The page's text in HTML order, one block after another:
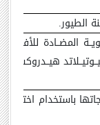
المضــادة
هيــدروكسى
باستخدام اختبار